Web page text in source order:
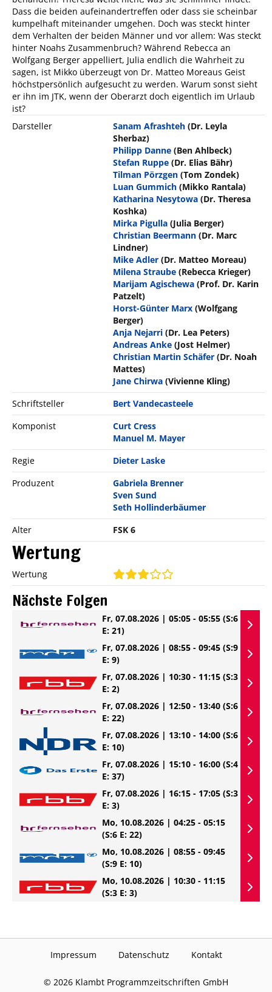
Dass die beiden aufeinandertreffen oder dass sie scheinbar
kumpelhaft miteinander umgehen. Doch was steckt hinter
dem Verhalten der beiden Männer und vor allem: Was steckt
hinter Noahs Zusammenbruch? Während Rebecca an
Wolfgang Berger appelliert, Julia endlich die Wahrheit zu
sagen, ist Mikko überzeugt von Dr. Matteo Moreaus Geist
höchstpersönlich aufgesucht zu werden. Warum sonst sieht
er ihn im JTK, wenn der Oberarzt doch eigentlich im Urlaub
ist?
Darsteller
Sanam Afrashteh (Dr. Leyla
Sherbaz)
Philipp Danne (Ben Ahlbeck)
Stefan Ruppe (Dr. Elias Bähr)
Tilman Pörzgen (Tom Zondek)
Luan Gummich (Mikko Rantala)
Katharina Nesytowa (Dr. Theresa
Koshka)
Mirka Pigulla (Julia Berger)
Christian Beermann (Dr. Marc
Lindner)
Mike Adler (Dr. Matteo Moreau)
Milena Straube (Rebecca Krieger)
Marijam Agischewa (Prof. Dr. Karin
Patzelt)
Horst-Günter Marx (Wolfgang
Berger)
Anja Nejarri (Dr. Lea Peters)
Andreas Anke (Jost Helmer)
Christian Martin Schäfer (Dr. Noah
Mattes)
Jane Chirwa (Vivienne Kling)
Schriftsteller
Bert Vandecasteele
Komponist
Curt Cress
Manuel M. Mayer
Regie
Dieter Laske
Produzent
Gabriela Brenner
Sven Sund
Seth Hollinderbäumer
Alter
FSK 6
Wertung
Wertung
Nächste Folgen
Fr, 07.08.2026 | 05:05 - 05:55 (S:6
E: 21)
Fr, 07.08.2026 | 08:55 - 09:45 (S:9
E: 9)
Fr, 07.08.2026 | 10:30 - 11:15 (S:3
E: 2)
Fr, 07.08.2026 | 12:50 - 13:40 (S:6
E: 22)
Fr, 07.08.2026 | 13:10 - 14:00 (S:6
E: 10)
Fr, 07.08.2026 | 15:10 - 16:00 (S:4
E: 37)
Fr, 07.08.2026 | 16:15 - 17:05 (S:3
E: 3)
Mo, 10.08.2026 | 04:25 - 05:15
(S:6 E: 22)
Mo, 10.08.2026 | 08:55 - 09:45
(S:9 E: 10)
Mo, 10.08.2026 | 10:30 - 11:15
(S:3 E: 3)
Impressum Datenschutz Kontakt
© 2026 Klambt Programmzeitschriften GmbH